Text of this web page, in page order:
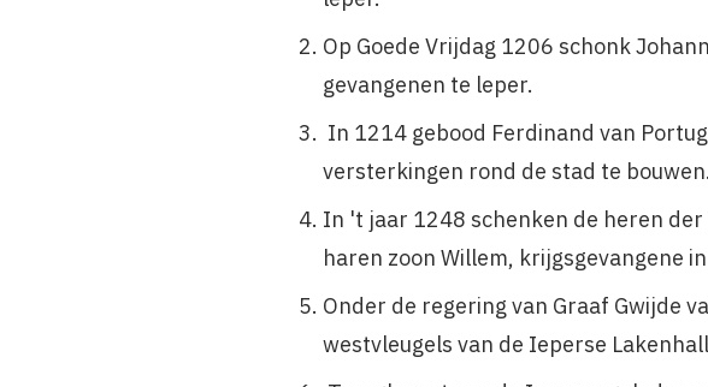
Op Goede Vrijdag 1206 schonk
gevangenen te leper.
In 1214 gebood Ferdinand van
versterkingen rond de stad te bouwen.
In 't jaar 1248 schenken de heren
haren zoon Willem, krijgsgevangene
Onder de regering van Graaf Gwijde
westvleugels van de Ieperse